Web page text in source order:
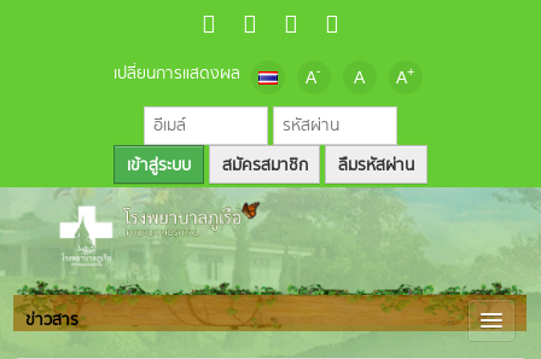
เปลี่ยนการแสดงผล A- A A+
สมัครสมาชิก ลืมรหัสผ่าน
ข่าวสาร